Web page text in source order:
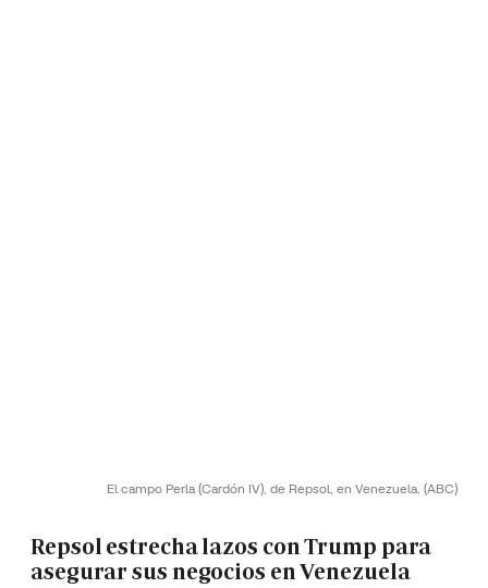
El campo Perla (Cardón IV), de Repsol, en Venezuela. (ABC)
Repsol estrecha lazos con Trump para
asegurar sus negocios en Venezuela